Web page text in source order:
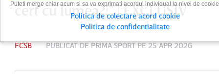
cert cu lumea?!" | EXCLUSIV
FCSB PUBLICAT DEPRIMA SPORTPE 25 APR 2026
Puteti merge chiar acum si sa va exprimati acordul individual la nivel de
Politica de colectare acord cookie
Politica de confidentialitate